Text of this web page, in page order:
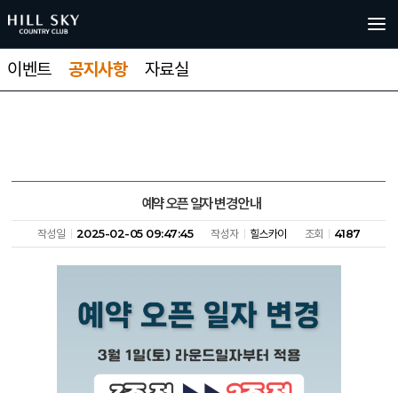
이벤트 공지사항 자료실
예약 오픈 일자 변경 안내
작성일 2025-02-05 09:47:45 작성자 힐스카이 조회 4187